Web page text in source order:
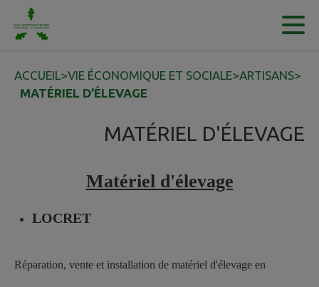
Contenu
ACCUEIL>VIE ÉCONOMIQUE ET SOCIALE>ARTISANS>
MATÉRIEL D'ÉLEVAGE
MATÉRIEL D'ÉLEVAGE
Matériel d'élevage
LOCRET
Réparation, vente et installation de matériel d'élevage en